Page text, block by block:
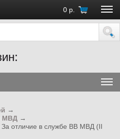
0 р.
до 18:00 (Москва)
→
МВД →
отличие в службе ВВ МВД (II